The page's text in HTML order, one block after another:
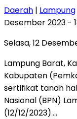
Daerah | Lampung
Desember 2023 -
Selasa, 12
Lampung Barat,
Kabupaten
sertifikat tanah
Nasional (BPN)
(12/12/2023)….